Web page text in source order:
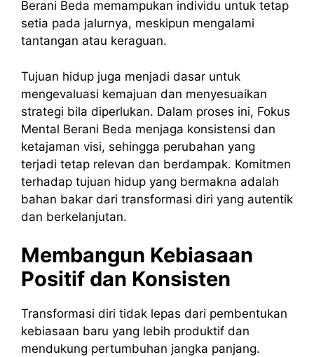
Berani Beda memampukan individu untuk tetap
setia pada jalurnya, meskipun mengalami
tantangan atau keraguan.
Tujuan hidup juga menjadi dasar untuk
mengevaluasi kemajuan dan menyesuaikan
strategi bila diperlukan. Dalam proses ini, Fokus
Mental Berani Beda menjaga konsistensi dan
ketajaman visi, sehingga perubahan yang
terjadi tetap relevan dan berdampak. Komitmen
terhadap tujuan hidup yang bermakna adalah
bahan bakar dari transformasi diri yang autentik
dan berkelanjutan.
Membangun Kebiasaan
Positif dan Konsisten
Transformasi diri tidak lepas dari pembentukan
kebiasaan baru yang lebih produktif dan
mendukung pertumbuhan jangka panjang.